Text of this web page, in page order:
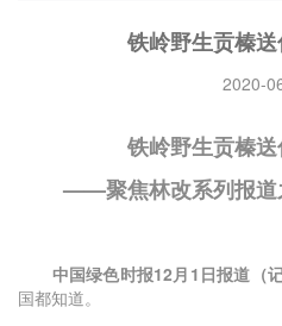
铁岭野生贡榛
2020-
铁岭野生贡榛
——聚焦林改系列报
中国绿色时报12月1日报道（
国都知道。